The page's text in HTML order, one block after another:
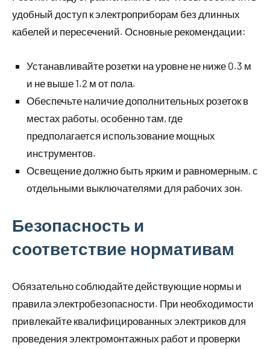
удобный доступ к электроприборам без длинных
кабелей и пересечений. Основные рекомендации:
Устанавливайте розетки на уровне не ниже 0.3 м
и не выше 1.2 м от пола.
Обеспечьте наличие дополнительных розеток в
местах работы, особенно там, где
предполагается использование мощных
инструментов.
Освещение должно быть ярким и равномерным, с
отдельными выключателями для рабочих зон.
Безопасность и
соответствие нормативам
Обязательно соблюдайте действующие нормы и
правила электробезопасности. При необходимости
привлекайте квалифицированных электриков для
проведения электромонтажных работ и проверки